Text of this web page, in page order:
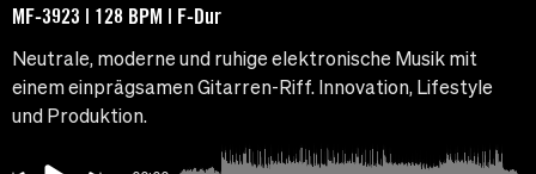
MF-3923 | 128 BPM | F-Dur
Neutrale, moderne und ruhige elektronische Musik mit
einem einprägsamen Gitarren-Riff. Innovation, Lifestyle
und Produktion.